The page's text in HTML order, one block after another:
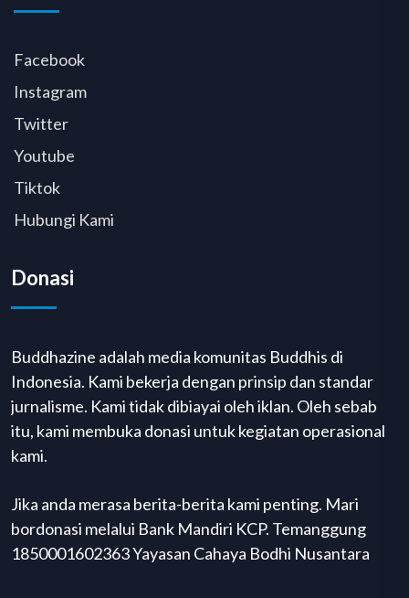
Facebook
Instagram
Twitter
Youtube
Tiktok
Hubungi Kami
Donasi
Buddhazine adalah media komunitas Buddhis di
Indonesia. Kami bekerja dengan prinsip dan standar
jurnalisme. Kami tidak dibiayai oleh iklan. Oleh sebab
itu, kami membuka donasi untuk kegiatan operasional
kami.
Jika anda merasa berita-berita kami penting. Mari
bordonasi melalui Bank Mandiri KCP. Temanggung
1850001602363 Yayasan Cahaya Bodhi Nusantara